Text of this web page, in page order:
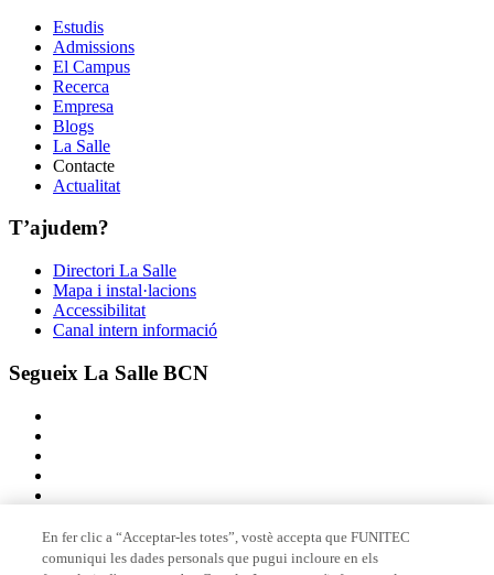
Estudis
Admissions
El Campus
Recerca
Empresa
Blogs
La Salle
Contacte
Actualitat
T’ajudem?
Directori La Salle
Mapa i instal·lacions
Accessibilitat
Canal intern informació
Segueix La Salle BCN
En fer clic a “Acceptar-les totes”, vostè accepta que FUNITEC
comuniqui les dades personals que pugui incloure en els